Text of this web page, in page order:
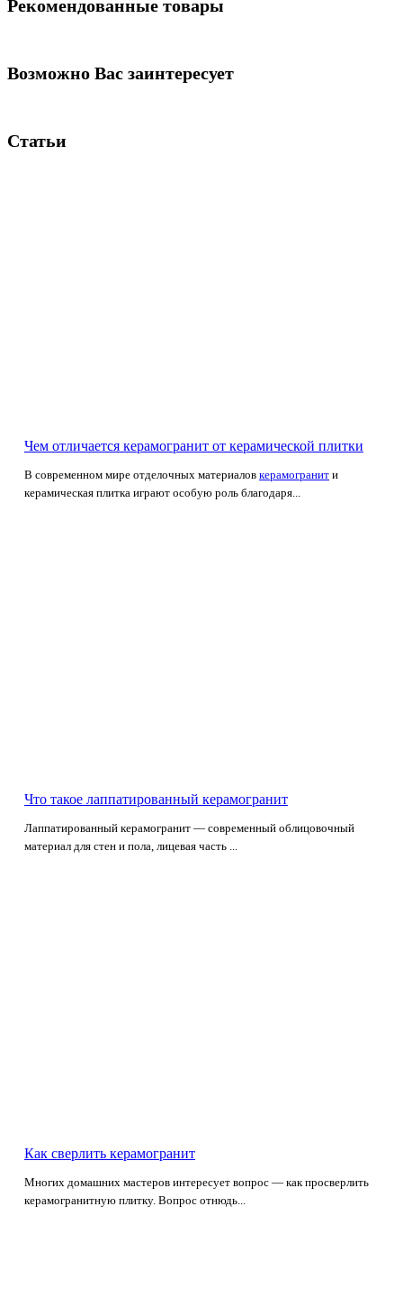
Рекомендованные товары
Возможно Вас заинтересует
Статьи
Чем отличается керамогранит от керамической плитки
В современном мире отделочных материалов керамогранит и
керамическая плитка играют особую роль благодаря...
Что такое лаппатированный керамогранит
Лаппатированный керамогранит — современный облицовочный
материал для стен и пола, лицевая часть ...
Как сверлить керамогранит
Многих домашних мастеров интересует вопрос — как просверлить
керамогранитную плитку. Вопрос отнюдь...